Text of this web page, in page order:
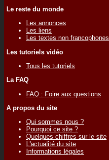
Le reste du monde
Les annonces
Les liens
Les textes non francophones
Les tutoriels vidéo
Tous les tutoriels
La FAQ
FAQ : Foire aux questions
A propos du site
Qui sommes nous ?
Pourquoi ce site ?
Quelques chiffres sur le site
L'actualité du site
Informations légales